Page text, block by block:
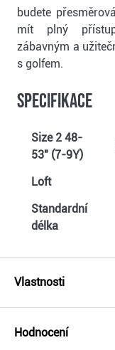
budete
mít plný
zábavným a
s golfem.
Specifikace
Size 2 48-
53" (7-9Y)
Loft
Standardní
délka
Vlastnosti
Hodnocení